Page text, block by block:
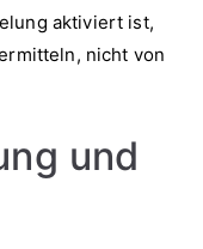
aktiviert ist,
nicht von
und